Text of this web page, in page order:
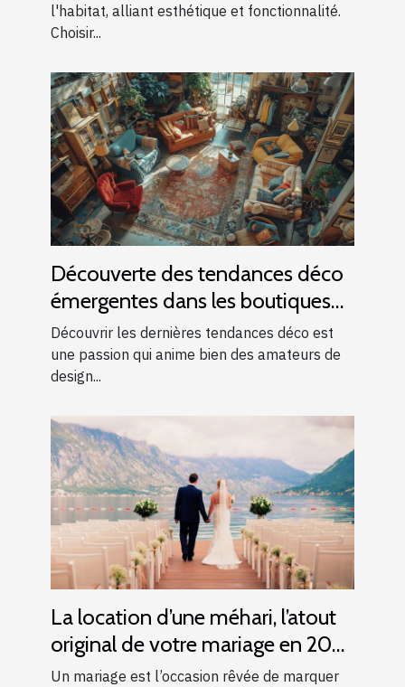
l'habitat, alliant esthétique et fonctionnalité.
Choisir...
Découverte des tendances déco
émergentes dans les boutiques
locales
Découvrir les dernières tendances déco est
une passion qui anime bien des amateurs de
design...
La location d’une méhari, l’atout
original de votre mariage en 2025
!Un mariage est l’occasion rêvée de marquer